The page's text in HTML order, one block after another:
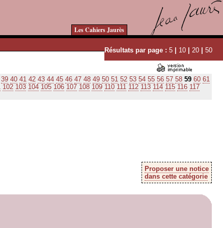
Les Cahiers Jaurès
Résultats par page : 5 | 10 | 20 | 50
39 40 41 42 43 44 45 46 47 48 49 50 51 52 53 54 55 56 57 58 59 60 61
102 103 104 105 106 107 108 109 110 111 112 113 114 115 116 117
Proposer une notice
dans cette catégorie